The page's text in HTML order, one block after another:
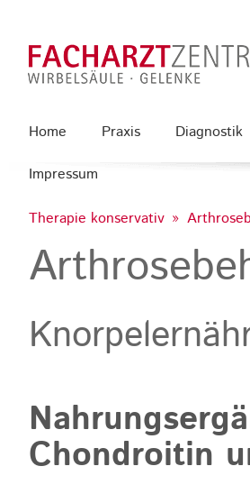
Home Praxis Diagnostik
Impressum
Therapie konservativ
Chondroitin